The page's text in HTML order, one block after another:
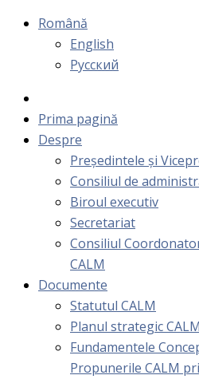
Română
English
Русский
Prima pagină
Despre
Președintele și
Consiliul de
Biroul executiv
Secretariat
Consiliul
CALM
Documente
Statutul CALM
Planul strategic CALM
Fundamentele
Propunerile CALM